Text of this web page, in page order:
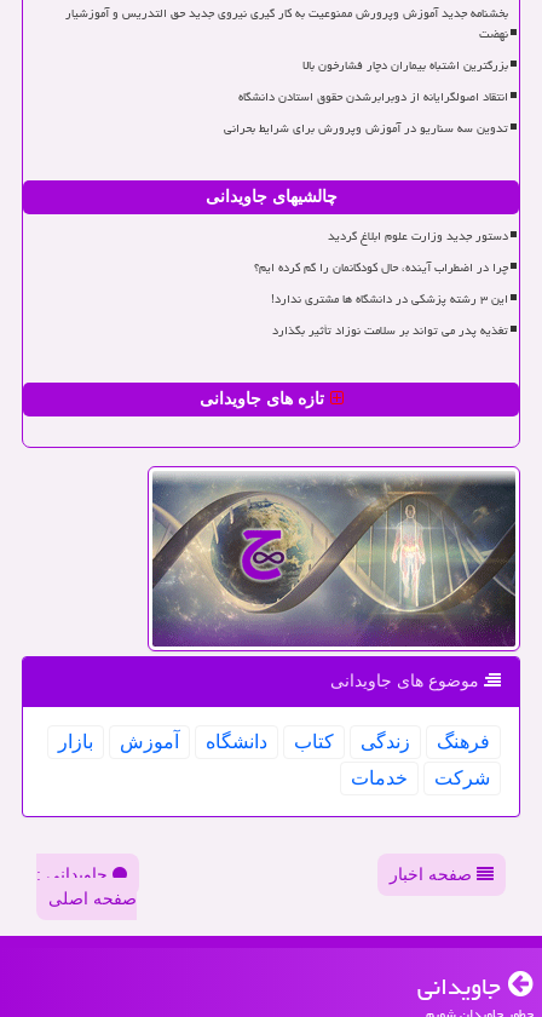
بخشنامه جدید آموزش وپرورش ممنوعیت به کار گیری نیروی جدید حق التدریس و آموزشیار
نهضت
بزرگترین اشتباه بیماران دچار فشارخون بالا
انتقاد اصولگرایانه از دوبرابرشدن حقوق استادن دانشگاه
تدوین سه سناریو در آموزش وپرورش برای شرایط بحرانی
چالشیهای جاویدانی
دستور جدید وزارت علوم ابلاغ گردید
چرا در اضطراب آینده، حال کودکانمان را گم کرده ایم؟
این ۳ رشته پزشکی در دانشگاه ها مشتری ندارد!
تغذیه پدر می تواند بر سلامت نوزاد تأثیر بگذارد
تازه های جاویدانی
موضوع های جاویدانی
فرهنگ زندگی كتاب دانشگاه آموزش
بازار
شركت
خدمات
صفحه اخبار
جاویدانی :
صفحه اصلی
جاویدانی